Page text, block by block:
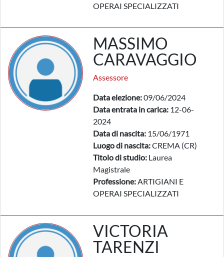
OPERAI SPECIALIZZATI
MASSIMO
CARAVAGGIO
Assessore
Data elezione:09/06/2024
Data entrata in carica: 12-06-
2024
Data di nascita: 15/06/1971
Luogo di nascita:CREMA (CR)
Titolo di studio: Laurea
Magistrale
Professione:ARTIGIANI E
OPERAI SPECIALIZZATI
VICTORIA
TARENZI